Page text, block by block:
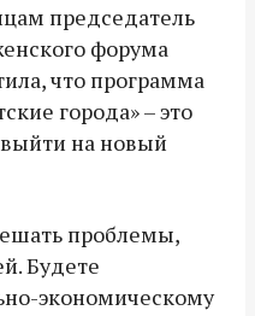
председатель
форума
что программа
города» – это
на новый
проблемы,
Будете
экономическому